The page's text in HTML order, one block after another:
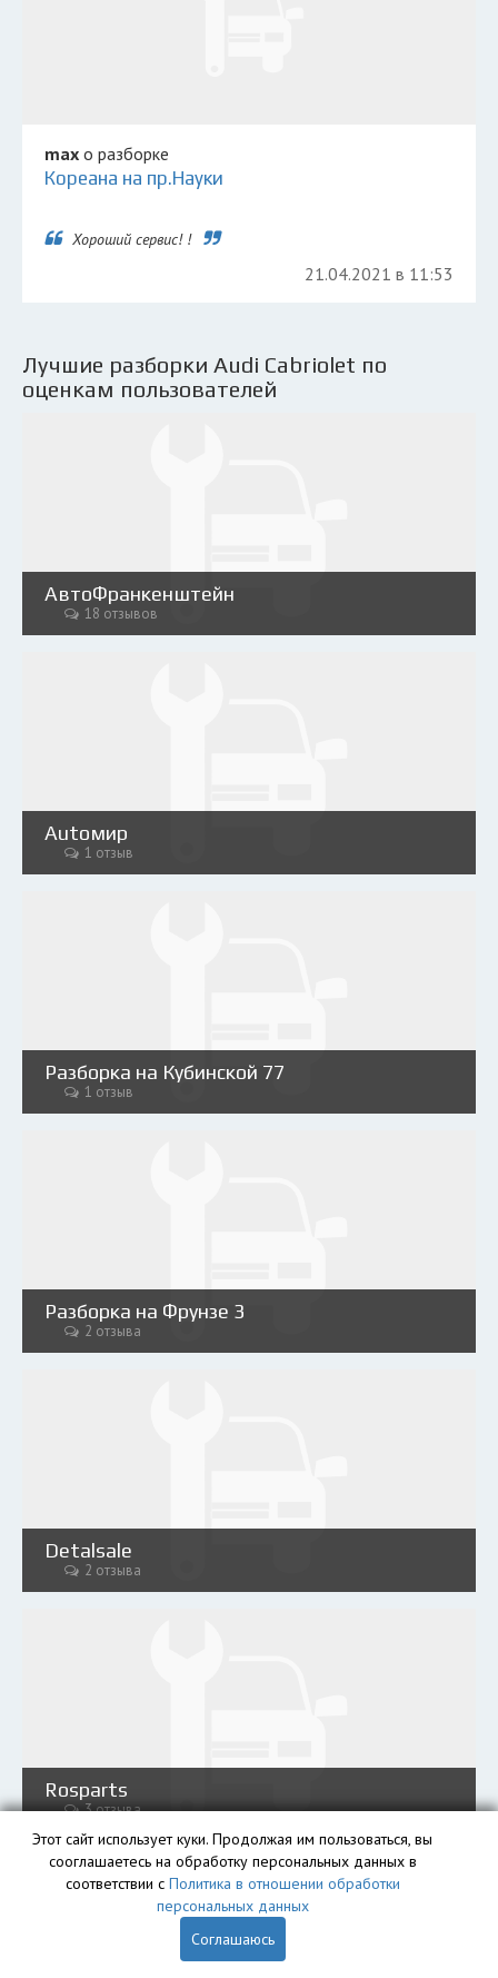
max о разборке
Кореана на пр.Науки
Хороший сервис! !
21.04.2021 в 11:53
Лучшие разборки Audi Cabriolet по
оценкам пользователей
АвтоФранкенштейн
18 отзывов
Аutoмир
1 отзыв
Разборка на Кубинской 77
1 отзыв
Разборка на Фрунзе 3
2 отзыва
Detalsale
2 отзыва
Rosparts
3 отзыва
Блог
Этот сайт использует куки. Продолжая им пользоваться, вы
сооглашаетесь на обработку персональных данных в
соответствии с Политика в отношении обработки
персональных данных
Соглашаюсь